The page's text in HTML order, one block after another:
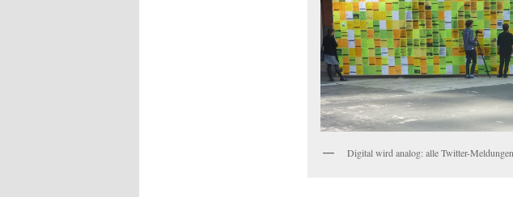
Digital wird analog: alle Twitter-